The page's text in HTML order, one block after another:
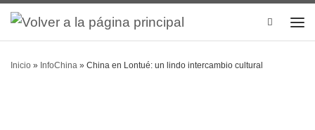
Search
Inicio » InfoChina » China en Lontué: un lindo intercambio cultural